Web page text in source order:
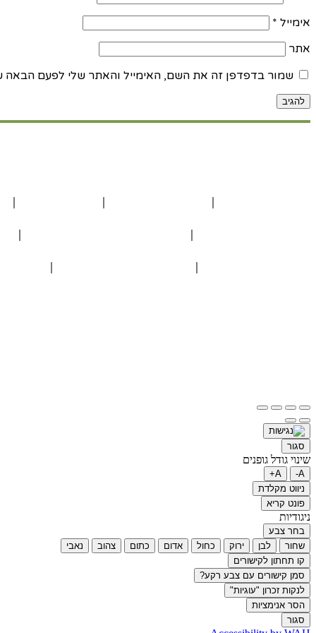
אימייל *
אתר
שמור בדפדפן זה את השם, האימייל והאתר שלי לפעם הבאה
סגור
שינוי גודל גופנים
A-
A+
ניווט מקלדת
פונט קריא
ניגודיות
בחר צבע
שחור
לבן ירוק כחול אדום כתום צהוב
נאבי
קו תחתון לקישורים
סמן קישורים עם צבע רקע?
לנקות זכרון "עוגיות"
הסר אנימציות
סגור